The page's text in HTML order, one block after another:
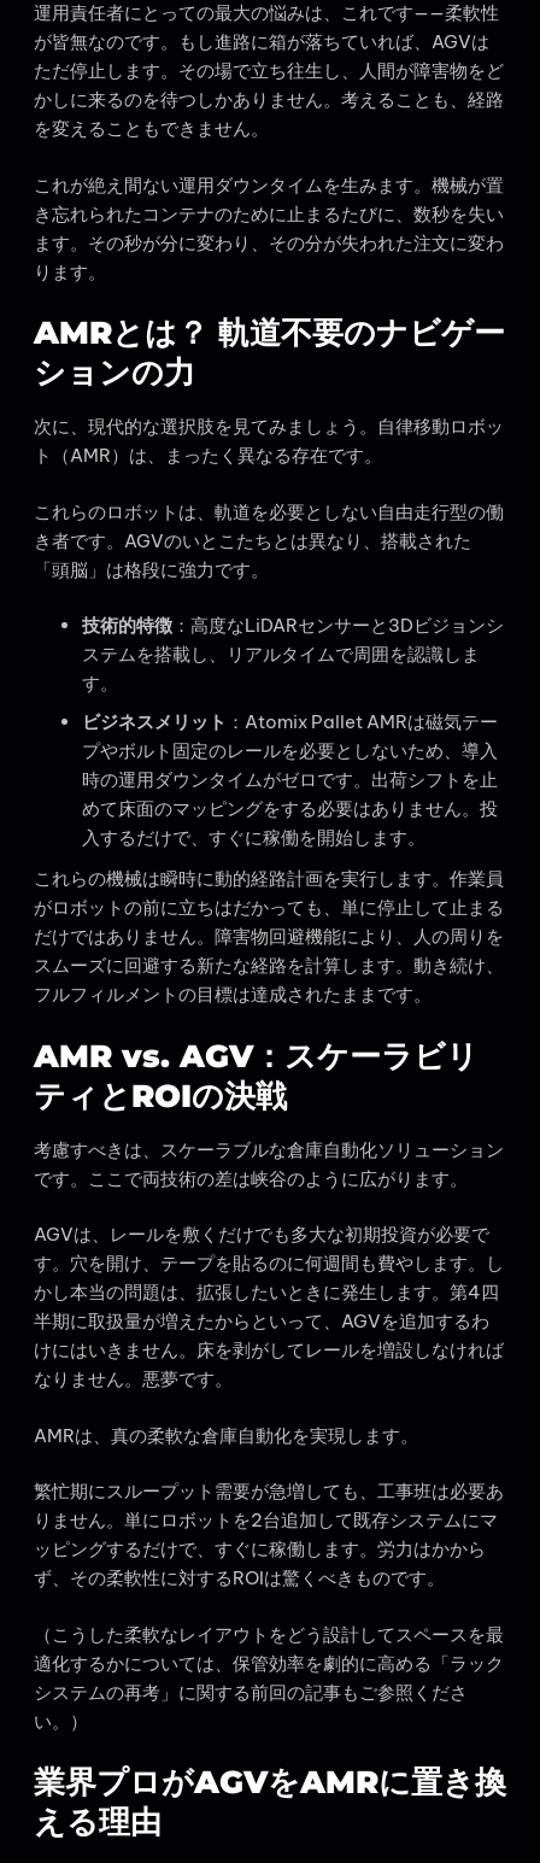
運用責任者にとっての最大の悩みは、これです——柔軟性
が皆無なのです。もし進路に箱が落ちていれば、AGVは
ただ停止します。その場で立ち往生し、人間が障害物をど
かしに来るのを待つしかありません。考えることも、経路
を変えることもできません。
これが絶え間ない運用ダウンタイムを生みます。機械が置
き忘れられたコンテナのために止まるたびに、数秒を失い
ます。その秒が分に変わり、その分が失われた注文に変わ
ります。
AMRとは？ 軌道不要のナビゲー
ションの力
次に、現代的な選択肢を見てみましょう。自律移動ロボッ
ト（AMR）は、まったく異なる存在です。
これらのロボットは、軌道を必要としない自由走行型の働
き者です。AGVのいとこたちとは異なり、搭載された
「頭脳」は格段に強力です。
技術的特徴 ：高度なLiDARセンサーと3Dビジョンシ
ステムを搭載し、リアルタイムで周囲を認識しま
す。
ビジネスメリット ：Atomix Pallet AMRは磁気テー
プやボルト固定のレールを必要としないため、導入
時の運用ダウンタイムがゼロです。出荷シフトを止
めて床面のマッピングをする必要はありません。投
入するだけで、すぐに稼働を開始します。
これらの機械は瞬時に動的経路計画を実行します。作業員
がロボットの前に立ちはだかっても、単に停止して止まる
だけではありません。障害物回避機能により、人の周りを
スムーズに回避する新たな経路を計算します。動き続け、
フルフィルメントの目標は達成されたままです。
AMR vs. AGV：スケーラビリ
ティとROIの決戦
考慮すべきは、スケーラブルな倉庫自動化ソリューション
です。ここで両技術の差は峡谷のように広がります。
AGVは、レールを敷くだけでも多大な初期投資が必要で
す。穴を開け、テープを貼るのに何週間も費やします。し
かし本当の問題は、拡張したいときに発生します。第4四
半期に取扱量が増えたからといって、AGVを追加するわ
けにはいきません。床を剥がしてレールを増設しなければ
なりません。悪夢です。
AMRは、真の柔軟な倉庫自動化を実現します。
繁忙期にスループット需要が急増しても、工事班は必要あ
りません。単にロボットを2台追加して既存システムにマ
ッピングするだけで、すぐに稼働します。労力はかから
ず、その柔軟性に対するROIは驚くべきものです。
（こうした柔軟なレイアウトをどう設計してスペースを最
適化するかについては、保管効率を劇的に高める「ラック
システムの再考」に関する前回の記事もご参照くださ
い。）
業界プロがAGVをAMRに置き換
える理由